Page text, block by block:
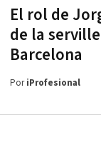
El rol de
de la
Barcelona
PoriProfesional